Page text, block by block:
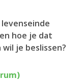
hoe je dat
je beslissen?